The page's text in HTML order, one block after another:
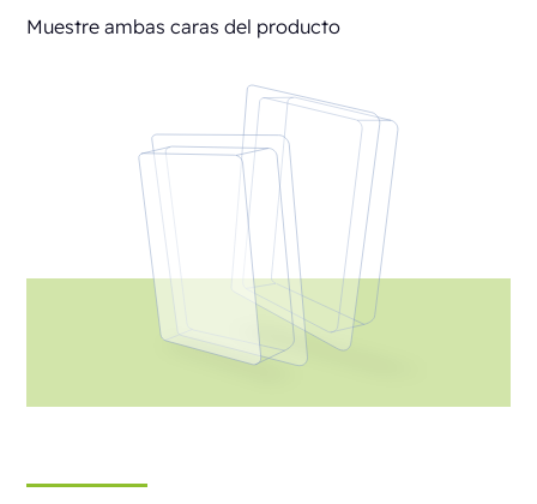
Muestre ambas caras del producto